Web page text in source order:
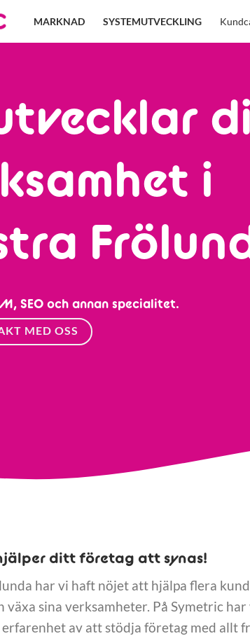
MARKNAD SYSTEMUTVECKLING
i
SEO och annan specialitet.
MED OSS
ditt företag att synas!
har vi haft nöjet att hjälpa flera
växa sina verksamheter. På Symetric har
av att stödja företag med allt